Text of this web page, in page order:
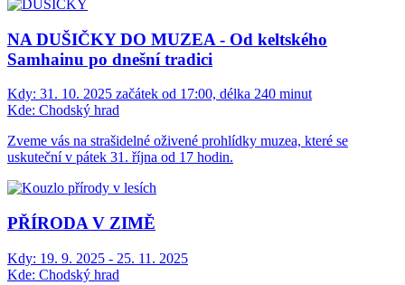
NA DUŠIČKY DO MUZEA - Od keltského
Samhainu po dnešní tradici
Kdy: 31. 10. 2025 začátek od 17:00, délka 240 minut
Kde: Chodský hrad
Zveme vás na strašidelné oživené prohlídky muzea, které se
uskuteční v pátek 31. října od 17 hodin.
PŘÍRODA V ZIMĚ
Kdy: 19. 9. 2025 - 25. 11. 2025
Kde: Chodský hrad